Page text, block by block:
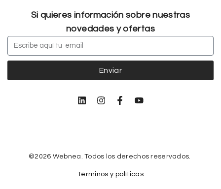
Si quieres información sobre nuestras
novedades y ofertas
Enviar
©2026 Webnea. Todos los derechos reservados.
Términos y políticas